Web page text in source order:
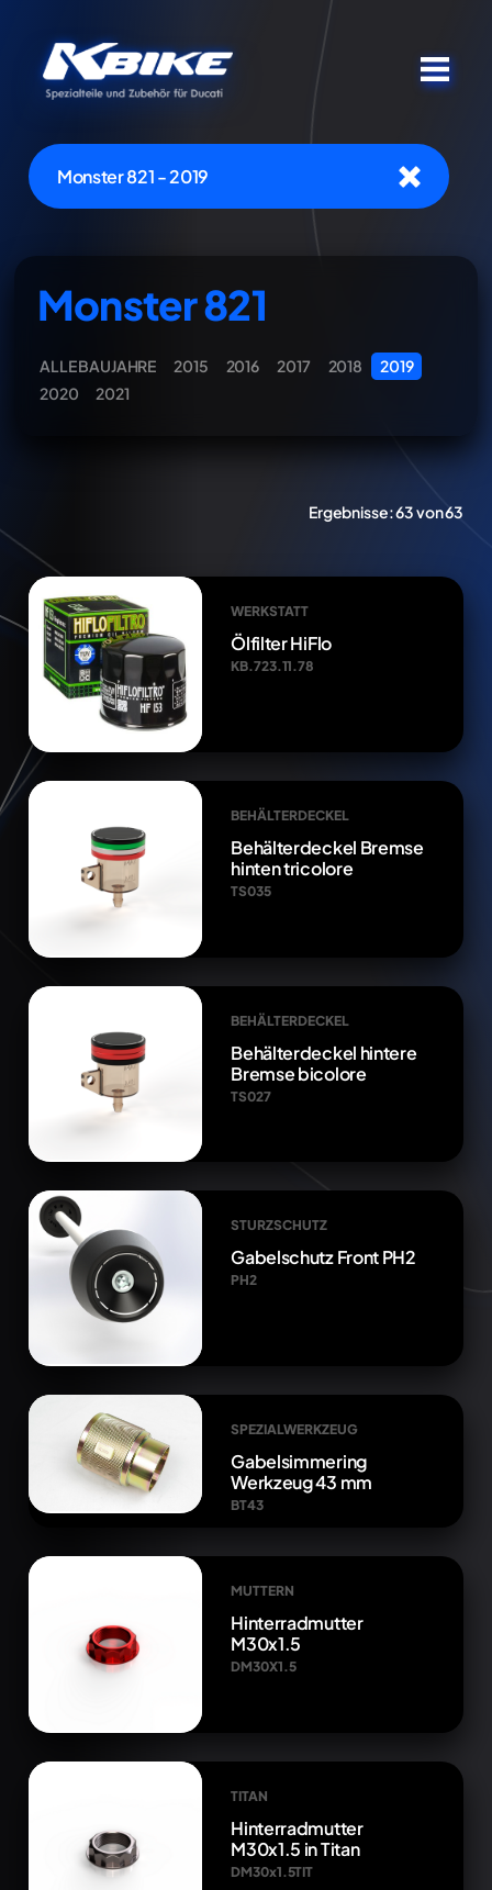
Monster 821 - 2019
Monster 821
ALLE BAUJAHRE 2015 2016 2017 2018
2019
2020
2021
Ergebnisse:63 von 63
WERKSTATT
Ölfilter HiFlo
KB.723.11.78
BEHÄLTERDECKEL
Behälterdeckel Bremse
hinten tricolore
TS035
BEHÄLTERDECKEL
Behälterdeckel hintere
Bremse bicolore
TS027
STURZSCHUTZ
Gabelschutz Front PH2
PH2
SPEZIALWERKZEUG
Gabelsimmering
Werkzeug 43 mm
BT43
MUTTERN
Hinterradmutter
M30x1.5
DM30X1.5
TITAN
Hinterradmutter
M30x1.5 in Titan
DM30x1.5TIT